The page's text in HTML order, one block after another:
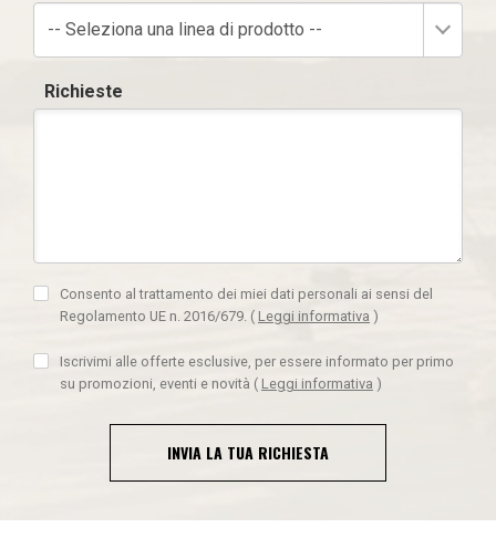
-- Seleziona una linea di prodotto --
Richieste
Consento al trattamento dei miei dati personali ai sensi del
Regolamento UE n. 2016/679. ( Leggi informativa )
Iscrivimi alle offerte esclusive, per essere informato per primo
su promozioni, eventi e novità ( Leggi informativa )
INVIA LA TUA RICHIESTA